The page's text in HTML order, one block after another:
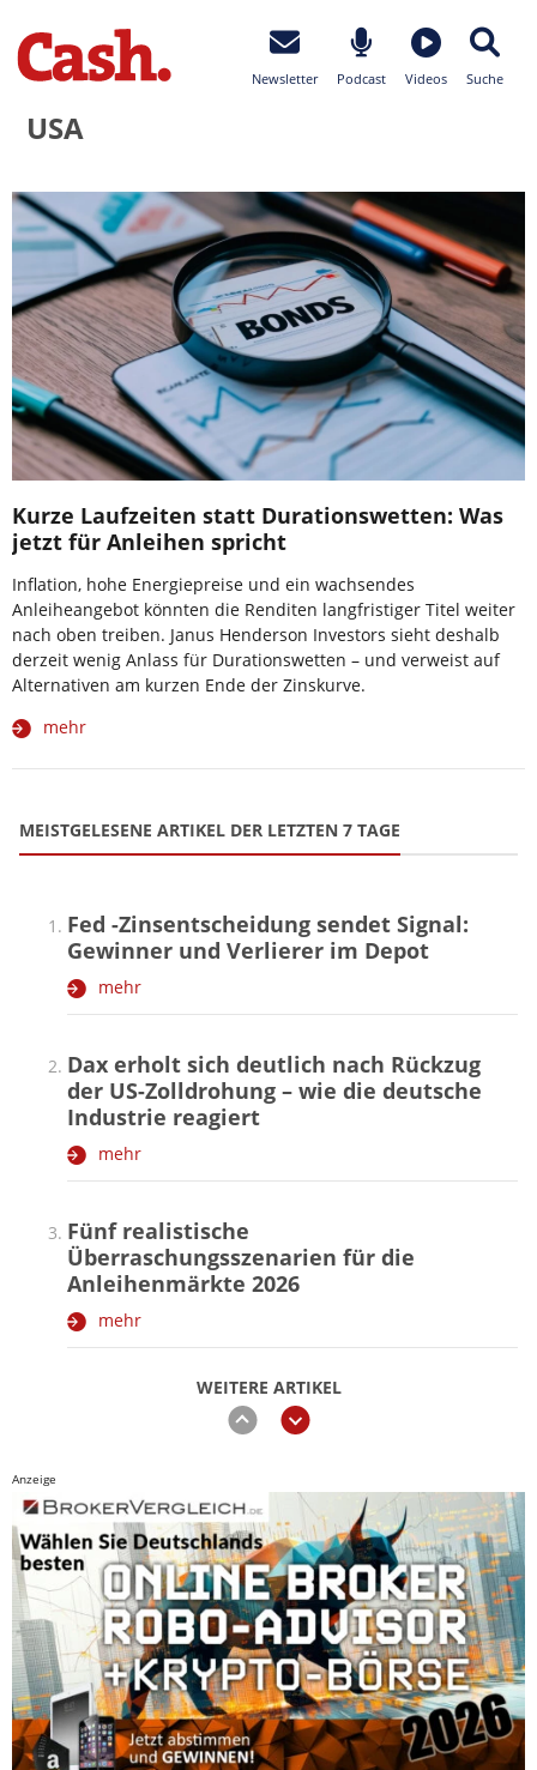
Newsletter Podcast Videos Suche
USA
Kurze Laufzeiten statt Durationswetten: Was
jetzt für Anleihen spricht
Inflation, hohe Energiepreise und ein wachsendes
Anleiheangebot könnten die Renditen langfristiger Titel weiter
nach oben treiben. Janus Henderson Investors sieht deshalb
derzeit wenig Anlass für Durationswetten – und verweist auf
Alternativen am kurzen Ende der Zinskurve.
mehr
MEISTGELESENE ARTIKEL DER LETZTEN 7 TAGE
WEITERE ARTIKEL
zurückweiter
Fed -Zinsentscheidung sendet Signal:
Gewinner und Verlierer im Depot
mehr
Dax erholt sich deutlich nach Rückzug
der US-Zolldrohung – wie die deutsche
Industrie reagiert
mehr
Fünf realistische
Überraschungsszenarien für die
Anleihenmärkte 2026
mehr
Anzeige